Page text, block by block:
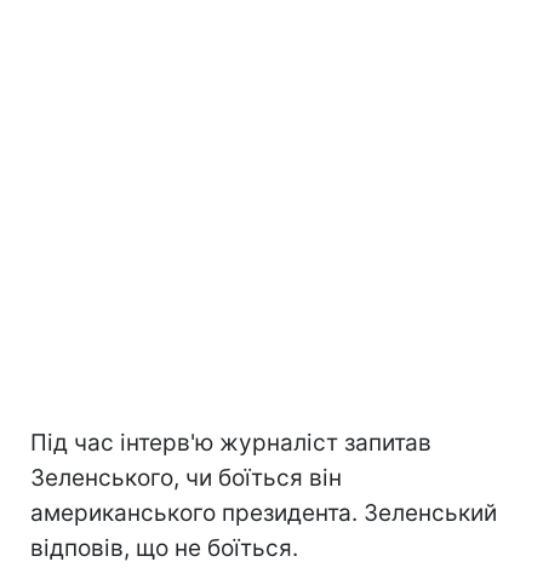
Під час інтерв'ю журналіст запитав
Зеленського, чи боїться він
американського президента. Зеленський
відповів, що не боїться.